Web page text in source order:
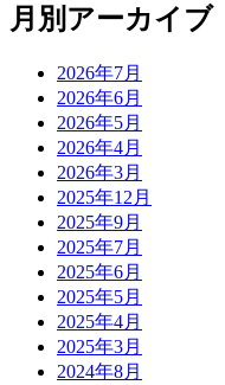
月別アーカイブ
2026年7月
2026年6月
2026年5月
2026年4月
2026年3月
2025年12月
2025年9月
2025年7月
2025年6月
2025年5月
2025年4月
2025年3月
2024年8月